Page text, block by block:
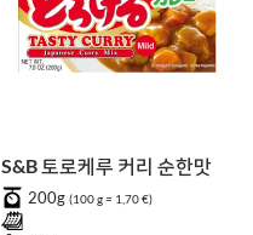
S&B 토로케루 커리 순한맛
200g (100 g = 1,70 €)